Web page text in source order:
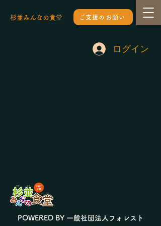
杉並みんなの食堂 ご支援のお願い
ログイン
POWERED BY 一般社団法人フォレスト